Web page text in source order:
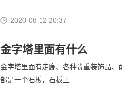
2020-08-12 20:37
金字塔里面有什么
金字塔里面有走廊、各种贵重装饰品
部是一个石板，石板上...